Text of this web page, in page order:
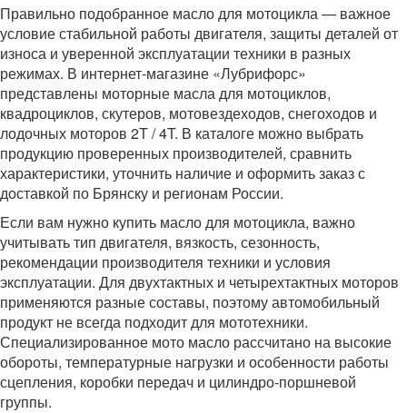
Правильно подобранное масло для мотоцикла — важное
условие стабильной работы двигателя, защиты деталей от
износа и уверенной эксплуатации техники в разных
режимах. В интернет-магазине «Лубрифорс»
представлены моторные масла для мотоциклов,
квадроциклов, скутеров, мотовездеходов, снегоходов и
лодочных моторов 2T / 4T. В каталоге можно выбрать
продукцию проверенных производителей, сравнить
характеристики, уточнить наличие и оформить заказ с
доставкой по Брянску и регионам России.
Если вам нужно купить масло для мотоцикла, важно
учитывать тип двигателя, вязкость, сезонность,
рекомендации производителя техники и условия
эксплуатации. Для двухтактных и четырехтактных моторов
применяются разные составы, поэтому автомобильный
продукт не всегда подходит для мототехники.
Специализированное мото масло рассчитано на высокие
обороты, температурные нагрузки и особенности работы
сцепления, коробки передач и цилиндро-поршневой
группы.